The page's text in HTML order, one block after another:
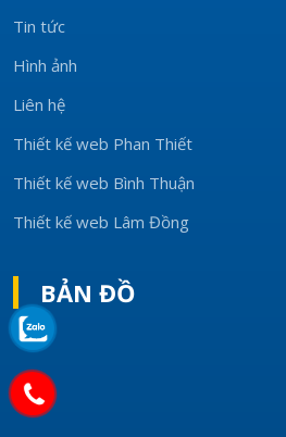
Tin tức
Hình ảnh
Liên hệ
Thiết kế web Phan Thiết
Thiết kế web Bình Thuận
Thiết kế web Lâm Đồng
BẢN ĐỒ